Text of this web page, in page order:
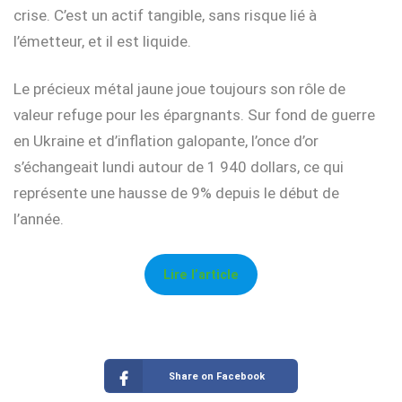
crise. C’est un actif tangible, sans risque lié à
l’émetteur, et il est liquide.
Le précieux métal jaune joue toujours son rôle de
valeur refuge pour les épargnants. Sur fond de guerre
en Ukraine et d’inflation galopante, l’once d’or
s’échangeait lundi autour de 1 940 dollars, ce qui
représente une hausse de 9% depuis le début de
l’année.
Lire l’article
Share on Facebook